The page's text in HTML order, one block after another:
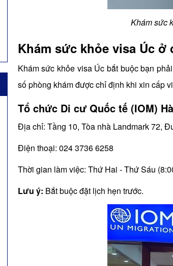
Khám sức
Khám sức khỏe visa Úc
Khám sức khỏe visa Úc bắt buộc bạn
số phòng khám được chỉ định khi xin cấp
Tổ chức Di cư Quốc tế (IOM)
Địa chỉ: Tầng 10, Tòa nhà Landmark 72,
Điện thoại: 024 3736 6258
Thời gian làm việc: Thứ Hai - Thứ Sáu
Lưu ý: Bắt buộc đặt lịch hẹn trước.